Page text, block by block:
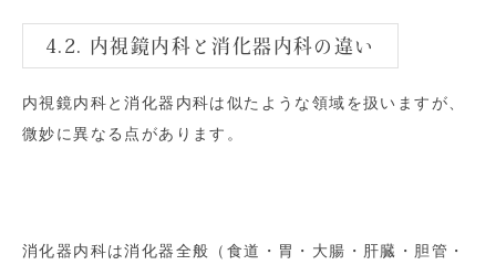
4.2. 内視鏡内科と消化器内科の違い
内視鏡内科と消化器内科は似たような領域を扱いますが、
微妙に異なる点があります。
消化器内科は消化器全般（食道・胃・大腸・肝臓・胆管・